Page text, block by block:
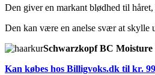
Den giver en markant blødhed til
Den kan være en anelse svær at skylle
Schwarzkopf BC
Kan købes hos Billigvoks.dk til kr.